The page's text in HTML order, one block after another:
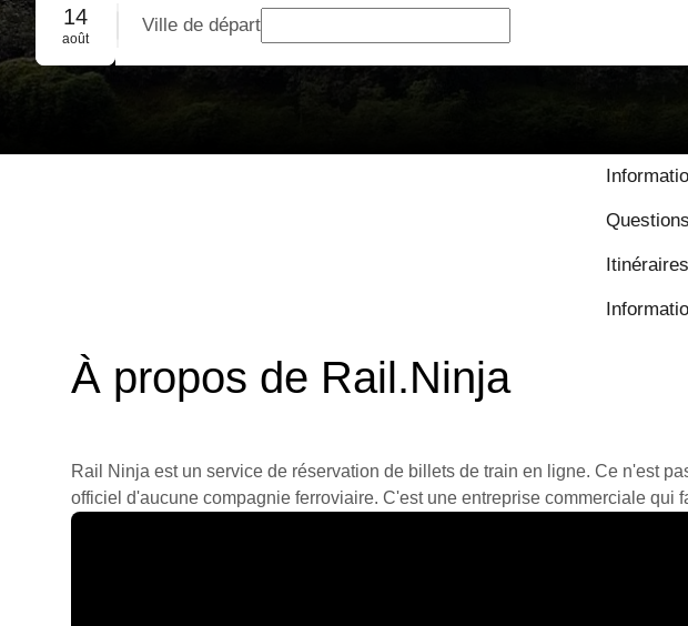
Réservation de groupe
14
août
Ville de départ
À propos de Rail.Ninja
Rail Ninja est un service de réservation de billets de train en ligne. Ce n'est
officiel d'aucune compagnie ferroviaire. C'est une entreprise commerciale qui